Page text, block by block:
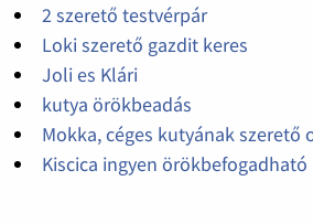
2 szerető testvérpár
Loki szerető gazdit keres
Joli es Klári
kutya örökbeadás
Mokka, céges kutyának
Kiscica ingyen örökbefogadható